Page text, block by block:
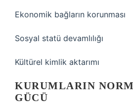
Ekonomik bağların korunması
Sosyal statü devamlılığı
Kültürel kimlik aktarımı
KURUMLARIN
GÜCÜ